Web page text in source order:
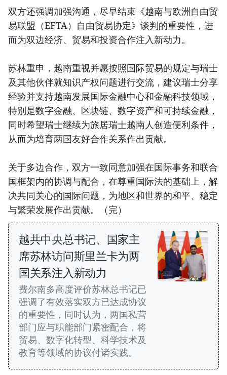
双方还强调加强沟通，尽早结束《越南与欧洲自由贸
易联盟（EFTA）自由贸易协定》谈判的重要性，进
而为双边经济、贸易和投资合作注入新动力。
苏林重申，越南重视并愿按照国际贸易的规定与瑞士
及其他伙伴就知识产权问题进行交流，建议瑞士分享
经验并支持越南发展国际金融中心和金融科技领域，
特别是数字金融、区块链、数字资产和可持续金融，
同时希望瑞士继续为旅居瑞士越南人创造便利条件，
从而为培育两国友好合作关系作出贡献。
关于多边合作，双方一致同意加强在国际事务和联合
国框架内的协调与配合，在尊重国际法的基础上，解
决共同关心的国际问题，为地区和世界的和平、稳定
与繁荣发展作出贡献。（完）
越共中央总书记、国家主
席苏林访问斯里兰卡为两
国关系注入新动力
费尔南多高度评价苏林总书记已
强调了有效落实双方已达成协议
的重要性，同时认为，两国私营
部门应与职能部门紧密配合，将
贸易、数字化转型、科学技术及
教育等领域的协议付诸实践。